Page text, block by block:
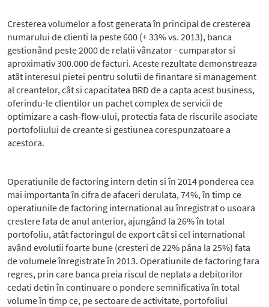
Cresterea volumelor a fost generata în principal de cresterea
numarului de clienti la peste 600 (+ 33% vs. 2013), banca
gestionând peste 2000 de relatii vânzator - cumparator si
aproximativ 300.000 de facturi. Aceste rezultate demonstreaza
atât interesul pietei pentru solutii de finantare si management
al creantelor, cât si capacitatea BRD de a capta acest business,
oferindu-le clientilor un pachet complex de servicii de
optimizare a cash-flow-ului, protectia fata de riscurile asociate
portofoliului de creante si gestiunea corespunzatoare a
acestora.
Operatiunile de factoring intern detin si în 2014 ponderea cea
mai importanta în cifra de afaceri derulata, 74%, în timp ce
operatiunile de factoring international au înregistrat o usoara
crestere fata de anul anterior, ajungând la 26% în total
portofoliu, atât factoringul de export cât si cel international
având evolutii foarte bune (cresteri de 22% pâna la 25%) fata
de volumele înregistrate în 2013. Operatiunile de factoring fara
regres, prin care banca preia riscul de neplata a debitorilor
cedati detin în continuare o pondere semnificativa în total
volume în timp ce, pe sectoare de activitate, portofoliul